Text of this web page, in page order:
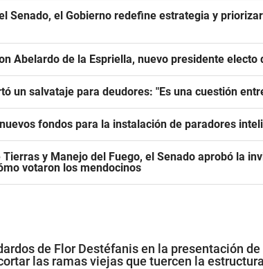
Senado, el Gobierno redefine estrategia y
Abelardo de la Espriella, nuevo presidente electo
un salvataje para deudores: "Es una cuestión
fondos para la instalación de paradores
y Manejo del Fuego, el Senado aprobó la
votaron los mendocinos
de Flor Destéfanis en la presentación
las ramas viejas que tuercen la